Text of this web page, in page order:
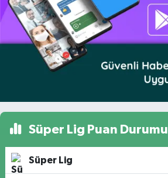
Süper Lig Puan Durumu
Süper Lig